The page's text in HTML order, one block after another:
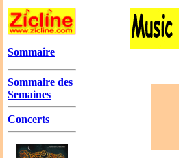
Sommaire
Sommaire des
Semaines
Concerts